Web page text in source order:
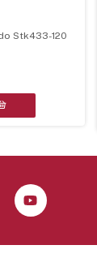
Stk433-120